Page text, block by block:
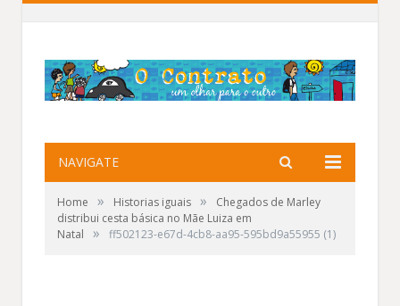
NAVIGATE
Home » Historias iguais »
Chegados de Marley
distribui cesta básica no Mãe Luiza em
Natal
» ff502123-e67d-4cb8-aa95-595bd9a55955 (1)